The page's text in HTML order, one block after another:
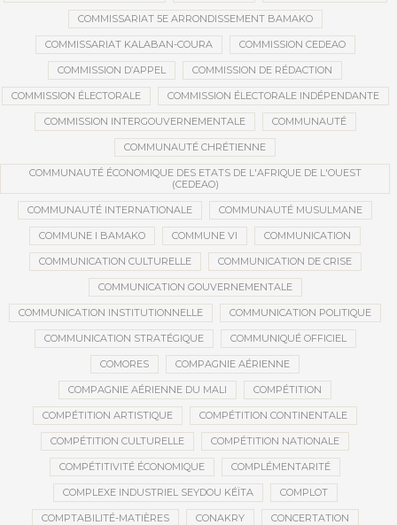
COMMISSARIAT 5E ARRONDISSEMENT BAMAKO
COMMISSARIAT KALABAN-COURA COMMISSION CEDEAO
COMMISSION D’APPEL COMMISSION DE RÉDACTION
COMMISSION ÉLECTORALE COMMISSION ÉLECTORALE INDÉPENDANTE
COMMISSION INTERGOUVERNEMENTALE COMMUNAUTÉ
COMMUNAUTÉ CHRÉTIENNE
COMMUNAUTÉ ÉCONOMIQUE DES ETATS DE L'AFRIQUE DE L'OUEST
(CEDEAO)
COMMUNAUTÉ INTERNATIONALE COMMUNAUTÉ MUSULMANE
COMMUNE I BAMAKO COMMUNE VI COMMUNICATION
COMMUNICATION CULTURELLE COMMUNICATION DE CRISE
COMMUNICATION GOUVERNEMENTALE
COMMUNICATION INSTITUTIONNELLE COMMUNICATION POLITIQUE
COMMUNICATION STRATÉGIQUE COMMUNIQUÉ OFFICIEL
COMORES COMPAGNIE AÉRIENNE
COMPAGNIE AÉRIENNE DU MALI COMPÉTITION
COMPÉTITION ARTISTIQUE COMPÉTITION CONTINENTALE
COMPÉTITION CULTURELLE COMPÉTITION NATIONALE
COMPÉTITIVITÉ ÉCONOMIQUE COMPLÉMENTARITÉ
COMPLEXE INDUSTRIEL SEYDOU KÉÏTA COMPLOT
COMPTABILITÉ-MATIÈRES CONAKRY CONCERTATION